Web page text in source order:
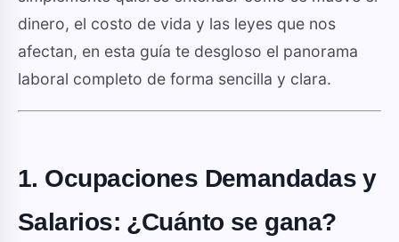
dinero, el costo de vida y las leyes que nos
afectan, en esta guía te desgloso el panorama
laboral completo de forma sencilla y clara.
1. Ocupaciones Demandadas y
Salarios: ¿Cuánto se gana?